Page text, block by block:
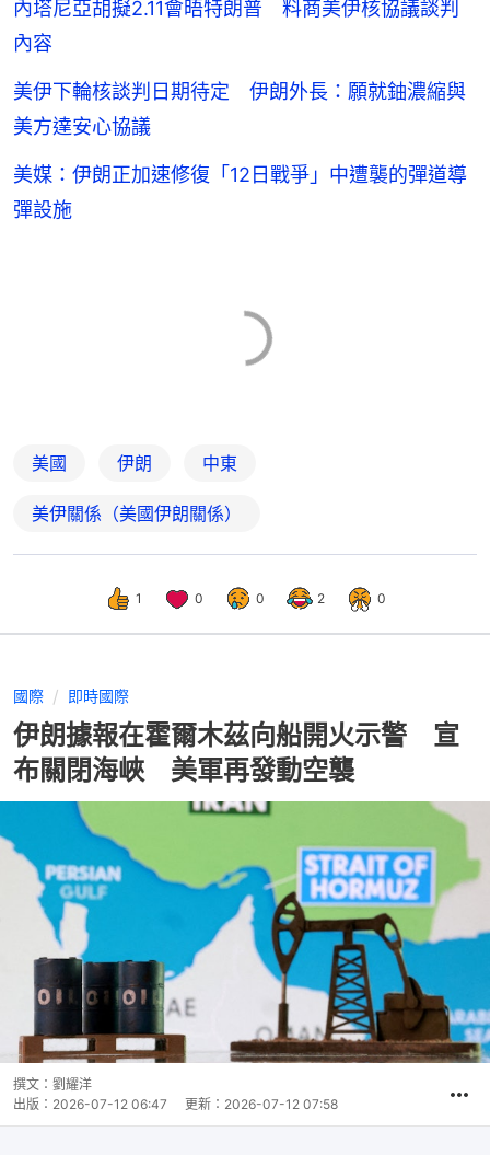
內塔尼亞胡擬2.11會晤特朗普 料商美伊核協議談判
內容
美伊下輪核談判日期待定 伊朗外長：願就鈾濃縮與
美方達安心協議
美媒：伊朗正加速修復「12日戰爭」中遭襲的彈道導
彈設施
美國 伊朗 中東
美伊關係（美國伊朗關係）
1 0 0 2 0
國際 即時國際
伊朗據報在霍爾木茲向船開火示警 宣
布關閉海峽 美軍再發動空襲
撰文： 劉耀洋
出版： 2026-07-12 06:47 更新： 2026-07-12 07:58